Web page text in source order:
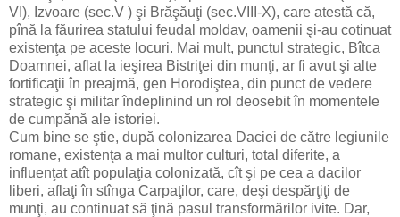
VI), Izvoare (sec.V ) şi Brăşăuţi (sec.VIII-X), care atestă că,
pînă la făurirea statului feudal moldav, oamenii şi-au cotinuat
existenţa pe aceste locuri. Mai mult, punctul strategic, Bîtca
Doamnei, aflat la ieşirea Bistriţei din munţi, ar fi avut şi alte
fortificaţii în preajmă, gen Horodiştea, din punct de vedere
strategic şi militar îndeplinind un rol deosebit în momentele
de cumpănă ale istoriei.
Cum bine se ştie, după colonizarea Daciei de către legiunile
romane, existenţa a mai multor culturi, total diferite, a
influenţat atît populaţia colonizată, cît şi pe cea a dacilor
liberi, aflaţi în stînga Carpaţilor, care, deşi despărţiţi de
munţi, au continuat să ţină pasul transformărilor ivite. Dar,